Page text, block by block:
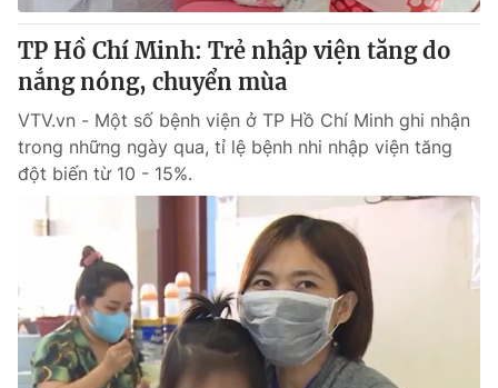
TP Hồ Chí Minh: Trẻ nhập viện tăng do
nắng nóng, chuyển mùa
VTV.vn - Một số bệnh viện ở TP Hồ Chí Minh ghi nhận
trong những ngày qua, tỉ lệ bệnh nhi nhập viện tăng
đột biến từ 10 - 15%.